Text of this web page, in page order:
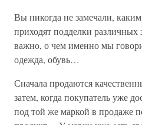
Вы никогда не замечали,
приходят подделки
важно, о чем именно мы
одежда, обувь…
Сначала продаются
затем, когда покупатель уже
под той же маркой в продаже